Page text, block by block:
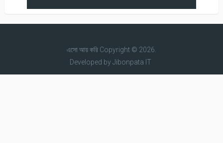
এসো আয় করিCopyright © 2026.
Developed byJibonpata IT